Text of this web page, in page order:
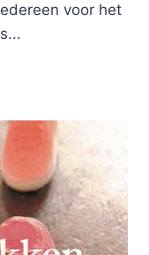
voor het